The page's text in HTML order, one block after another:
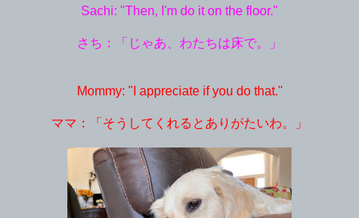
Sachi: "Then, I'm do it on the floor."
さち：「じゃあ、わたちは床で。」
Mommy: "I appreciate if you do that."
ママ：「そうしてくれるとありがたいわ。」